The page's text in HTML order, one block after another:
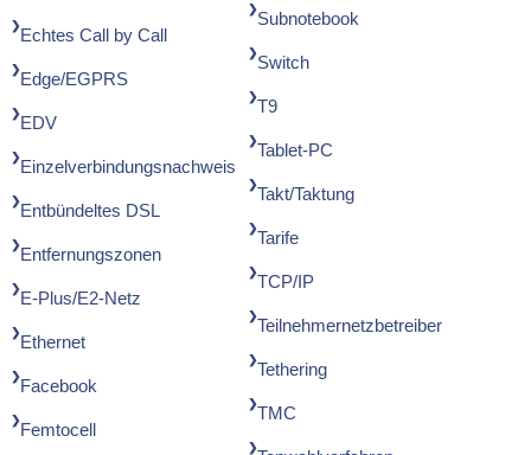
Echtes Call by Call
Edge/EGPRS
EDV
Einzelverbindungsnachweis
Entbündeltes DSL
Entfernungszonen
E-Plus/E2-Netz
Ethernet
Facebook
Femtocell
Subnotebook
Switch
T9
Tablet-PC
Takt/Taktung
Tarife
TCP/IP
Teilnehmernetzbetreiber
Tethering
TMC